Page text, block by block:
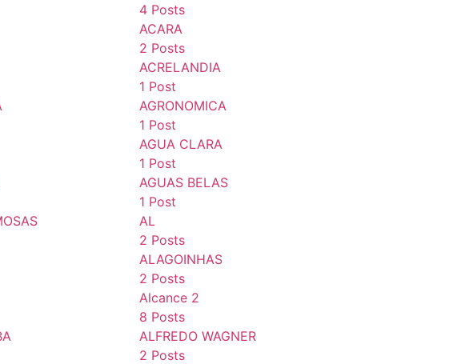
4 Posts
ACARA
2 Posts
ACRELANDIA
1 Post
AGRONOMICA
1 Post
AGUA CLARA
1 Post
AGUAS BELAS
1 Post
AL
2 Posts
ALAGOINHAS
2 Posts
Alcance 2
8 Posts
ALFREDO WAGNER
2 Posts